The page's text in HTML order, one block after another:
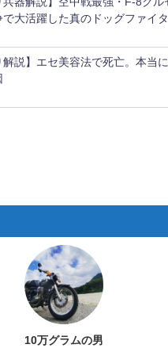
で大活躍した真のドッグファイ
解説】エセ美容法で死亡。本当
10万グラムの男